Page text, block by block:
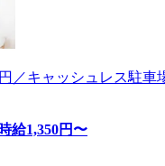
／キャッシュレス駐車
時給1,350円〜